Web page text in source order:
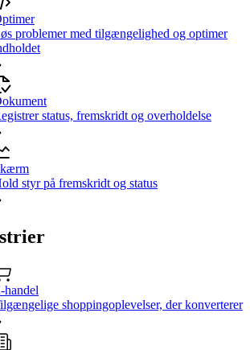
problemer med tilgængelighed og optimer
status, fremskridt og overholdelse
styr på fremskridt og status
handel
shoppingoplevelser, der konverterer